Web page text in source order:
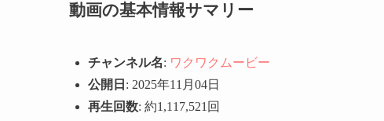
動画の基本情報サマリー
チャンネル名: ワクワクムービー
公開日 : 2025年11月04日
再生回数: 約1,117,521回